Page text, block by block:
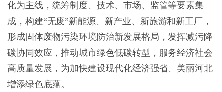
化为主线，统筹制度、技术、市场、监管等要素集
成，构建“无废”新能源、新产业、新旅游和新工厂，
形成固体废物污染环境防治新发展格局，发挥减污降
碳协同效应，推动城市绿色低碳转型，服务经济社会
高质量发展，为加快建设现代化经济强省、美丽河北
增添绿色底蕴。